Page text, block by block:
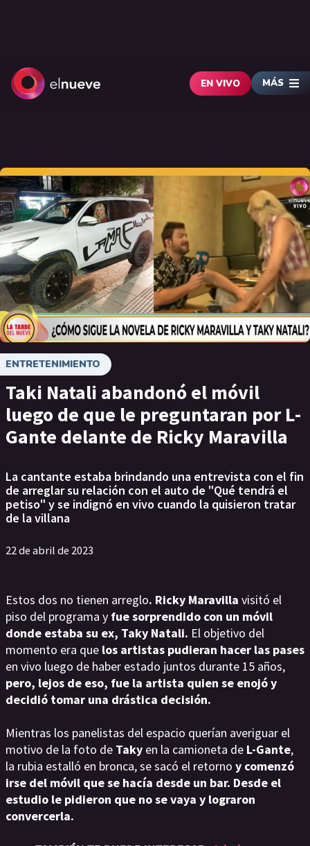
EN VIVO MÁS
ENTRETENIMIENTO
Taki Natali abandonó el móvil
luego de que le preguntaran por L-
Gante delante de Ricky Maravilla
La cantante estaba brindando una entrevista con el fin
de arreglar su relación con el auto de "Qué tendrá el
petiso" y se indignó en vivo cuando la quisieron tratar
de la villana
22 de abril de 2023
Estos dos no tienen arreglo. Ricky Maravilla visitó el
piso del programa y fue sorprendido con un móvil
donde estaba su ex, Taky Natali. El objetivo del
momento era que los artistas pudieran hacer las pases
en vivo luego de haber estado juntos durante 15 años,
pero, lejos de eso, fue la artista quien se enojó y
decidió tomar una drástica decisión.
Mientras los panelistas del espacio querían averiguar el
motivo de la foto de Taky en la camioneta de L-Gante,
la rubia estalló en bronca, se sacó el retorno y comenzó
irse del móvil que se hacía desde un bar. Desde el
estudio le pidieron que no se vaya y lograron
convercerla.